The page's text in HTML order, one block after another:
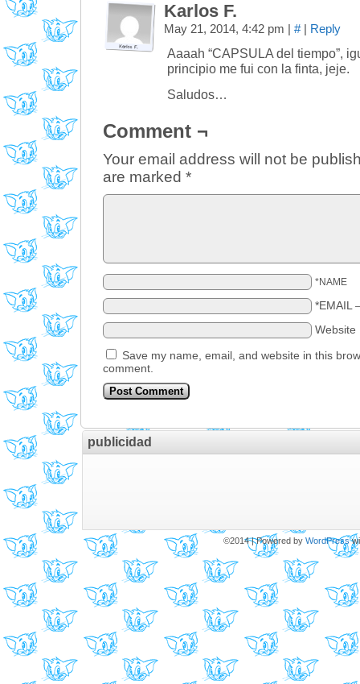
Karlos F.
May 21, 2014, 4:42 pm | # | Reply
Aaaah “CAPSULA del tiempo”,
principio me fui con la finta, jeje.
Saludos…
Comment ¬
Your email address will not be
are marked *
*NAME
*EMAIL
Website
Save my name, email, and website in this
comment.
publicidad
©2014|Powered by WordPress